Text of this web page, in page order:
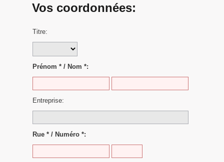
Vos coordonnées:
Titre:
Prénom * / Nom *:
Entreprise:
Rue * / Numéro *: